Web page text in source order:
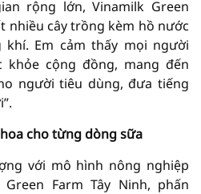
rộng lớn, Vinamilk Green
nhiều cây trồng kèm hồ nước
Em cảm thấy mọi người
cộng đồng, mang đến
người tiêu dùng, đưa tiếng
cho từng dòng sữa
với mô hình nông nghiệp
Farm Tây Ninh, phấn